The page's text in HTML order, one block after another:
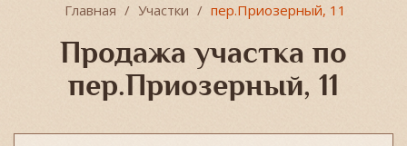
Главная Участки пер.Приозерный, 11
Продажа участка по
пер.Приозерный, 11